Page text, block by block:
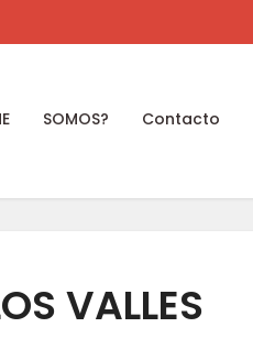
SOMOS? Contacto
VALLES